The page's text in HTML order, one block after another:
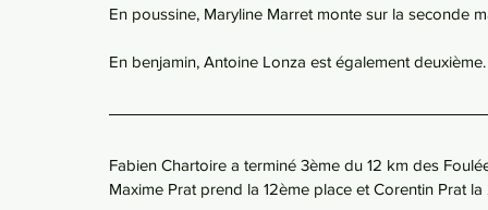
En poussine, Maryline Marret monte sur la seconde
En benjamin, Antoine Lonza est également deuxième.
Fabien Chartoire a terminé 3ème du 12 km des
Maxime Prat prend la 12ème place et Corentin Prat la